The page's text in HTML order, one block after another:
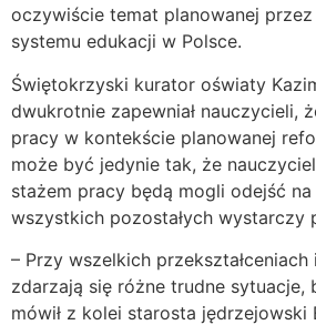
oczywiście temat planowanej
systemu edukacji w Polsce.
Świętokrzyski kurator oświaty
dwukrotnie zapewniał nauczycieli,
pracy w kontekście planowanej
może być jedynie tak, że
stażem pracy będą mogli odejść
wszystkich pozostałych wystarczy
– Przy wszelkich
zdarzają się różne trudne sytuacje,
mówił z kolei starosta jędrzejowski